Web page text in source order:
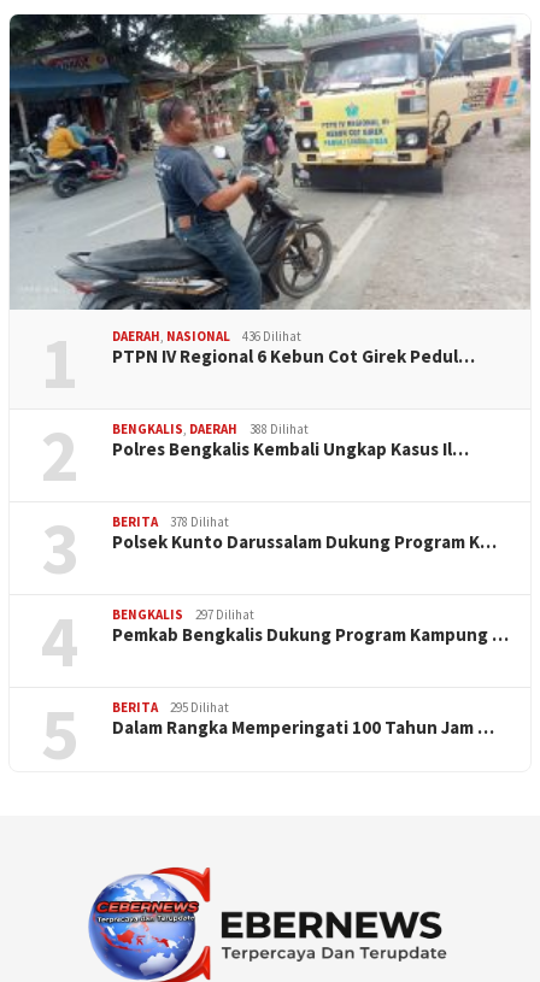
1 DAERAH, NASIONAL 436 Dilihat
PTPN IV Regional 6 Kebun Cot Girek Pedul…
2 BENGKALIS, DAERAH 388 Dilihat
Polres Bengkalis Kembali Ungkap Kasus Il…
3 BERITA 378 Dilihat
Polsek Kunto Darussalam Dukung Program K…
4 BENGKALIS 297 Dilihat
Pemkab Bengkalis Dukung Program Kampung …
5 BERITA 295 Dilihat
Dalam Rangka Memperingati 100 Tahun Jam …